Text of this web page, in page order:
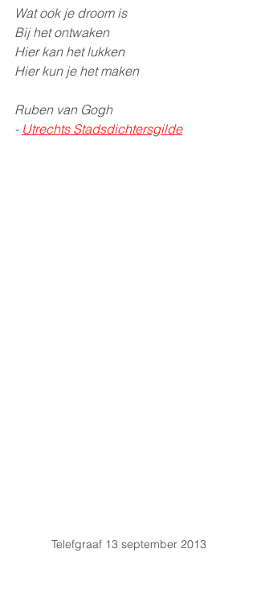
Wat ook je droom is
Bij het ontwaken
Hier kan het lukken
Hier kun je het maken
Ruben van Gogh
- Utrechts Stadsdichtersgilde
Telefgraaf 13 september 2013